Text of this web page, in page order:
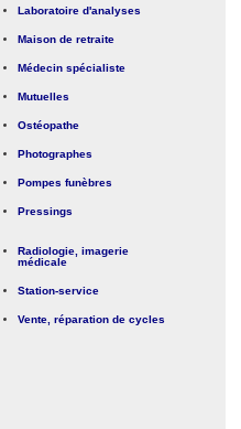
Laboratoire d'analyses
Maison de retraite
Médecin spécialiste
Mutuelles
Ostéopathe
Photographes
Pompes funèbres
Pressings
Radiologie, imagerie
médicale
Station-service
Vente, réparation de cycles